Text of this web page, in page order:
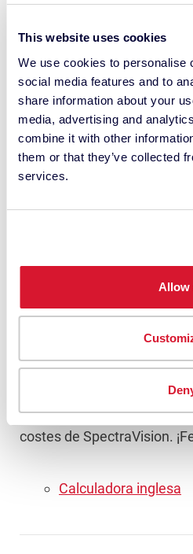
This website uses cookies
We use cookies to personalise
social media features and to
share information about your
media, advertising and
combine it with other
them or that they’ve collected
services.
Allow
detalles
(incluidas las
que pueda
mi equipo?
Lo hacemos.
¿Qué tal una
que me ayude
comprender el
potencial de
empresa?
Hemos creado una
costes de SpectraVision.
Calculadora inglesa